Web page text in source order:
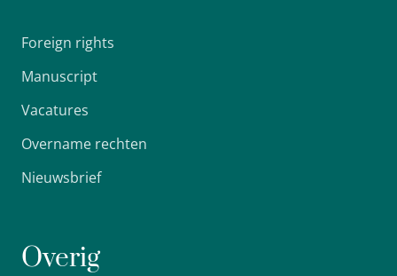
Foreign rights
Manuscript
Vacatures
Overname rechten
Nieuwsbrief
Overig